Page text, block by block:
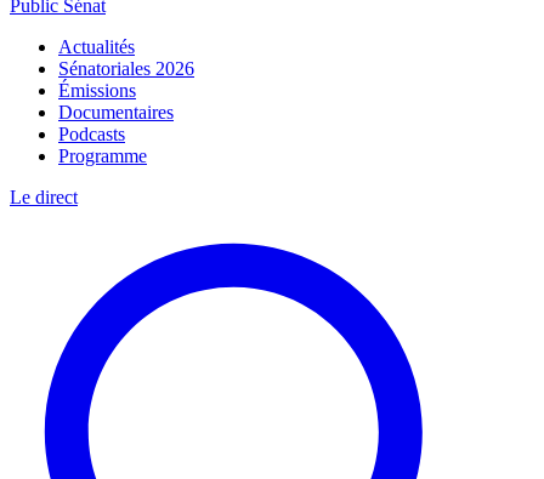
Public Sénat
Actualités
Sénatoriales 2026
Émissions
Documentaires
Podcasts
Programme
Le direct